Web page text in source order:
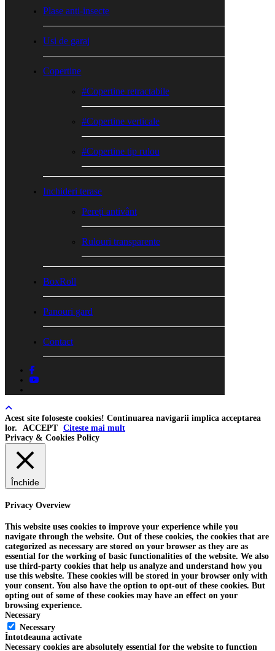
Plase anti-insecte
Usi de garaj
Copertine
#Copertine retractabile
#Copertine verticale
#Copertine tip rulou
Inchideri terase
Pereți antivânt
Rulouri transparente
BoxRoll
Panouri gard
Contact
facebook
youtube
Acest site foloseste cookies! Continuarea navigarii implica acceptarea
lor.
ACCEPT Citeste mai mult
Privacy & Cookies Policy
Închide
Privacy Overview
This website uses cookies to improve your experience while you
navigate through the website. Out of these cookies, the cookies that are
categorized as necessary are stored on your browser as they are as
essential for the working of basic functionalities of the website. We also
use third-party cookies that help us analyze and understand how you
use this website. These cookies will be stored in your browser only with
your consent. You also have the option to opt-out of these cookies. But
opting out of some of these cookies may have an effect on your
browsing experience.
Necessary
Necessary
Întotdeauna activate
Necessary cookies are absolutely essential for the website to function